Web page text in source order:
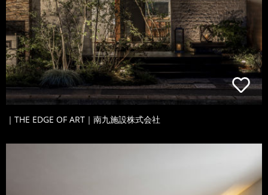
｜THE EDGE OF ART｜南九施設株式会社